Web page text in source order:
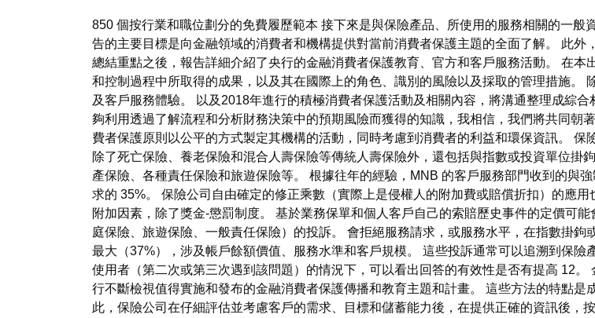
850 個按行業和職位劃分的免費履歷範本 接下來是與保險產品、所使用的服務相關的一
告的主要目標是向金融領域的消費者和機構提供對當前消費者保護主題的全面了解。 此
總結重點之後，報告詳細介紹了央行的金融消費者保護教育、官方和客戶服務活動。 在
和控制過程中所取得的成果，以及其在國際上的角色、識別的風險以及採取的管理措施。
及客戶服務體驗。 以及2018年進行的積極消費者保護活動及相關內容，將溝通整理成綜
夠利用透過了解流程和分析財務決策中的預期風險而獲得的知識，我相信，我們將共同朝
費者保護原則以公平的方式製定其機構的活動，同時考慮到消費者的利益和環保資訊。
除了死亡保險、養老保險和混合人壽保險等傳統人壽保險外，還包括與指數或投資單位
產保險、各種責任保險和旅遊保險等。 根據往年的經驗，MNB 的客戶服務部門收到的與
求的 35%。 保險公司自由確定的修正乘數（實際上是侵權人的附加費或賠償折扣）的應
附加因素，除了獎金-懲罰制度。 基於業務保單和個人客戶自己的索賠歷史事件的定價可
庭保險、旅遊保險、一般責任保險）的投訴。 會拒絕服務請求，或服務水平，在指數掛
最大（37%），涉及帳戶餘額價值、服務水準和客戶規模。 這些投訴通常可以追溯到保
使用者（第二次或第三次遇到該問題）的情況下，可以看出回答的有效性是否有提高 12
行不斷檢視值得實施和發布的金融消費者保護傳播和教育主題和計畫。 這些方法的特點
此，保險公司在仔細評估並考慮客戶的需求、目標和儲蓄能力後，在提供正確的資訊後，